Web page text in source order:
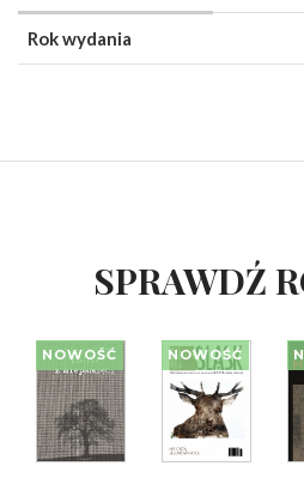
Rok wydania
SPRAWDŹ
NOWOŚĆ NOWOŚĆ